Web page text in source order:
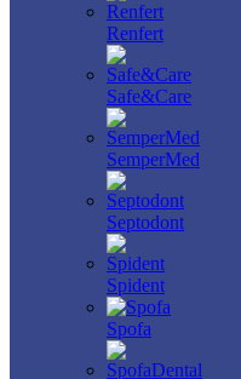
Renfert
Safe&Care
SemperMed
Septodont
Spident
Spofa